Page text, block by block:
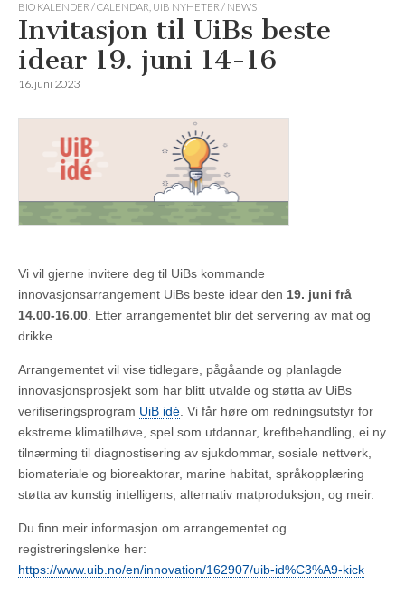
BIO KALENDER / CALENDAR UIB NYHETER / NEWS
Invitasjon til UiBs beste
idear 19. juni 14-16
16. juni 2023
Vi vil gjerne invitere deg til UiBs kommande
innovasjonsarrangement UiBs beste idear den 19. juni frå
14.00-16.00 . Etter arrangementet blir det servering av mat og
drikke.
Arrangementet vil vise tidlegare, pågåande og planlagde
innovasjonsprosjekt som har blitt utvalde og støtta av UiBs
verifiseringsprogram UiB idé . Vi får høre om redningsutstyr for
ekstreme klimatilhøve, spel som utdannar, kreftbehandling, ei ny
tilnærming til diagnostisering av sjukdommar, sosiale nettverk,
biomateriale og bioreaktorar, marine habitat, språkopplæring
støtta av kunstig intelligens, alternativ matproduksjon, og meir.
Du finn meir informasjon om arrangementet og
registreringslenke her:
https://www.uib.no/en/innovation/162907/uib-id%C3%A9-kick